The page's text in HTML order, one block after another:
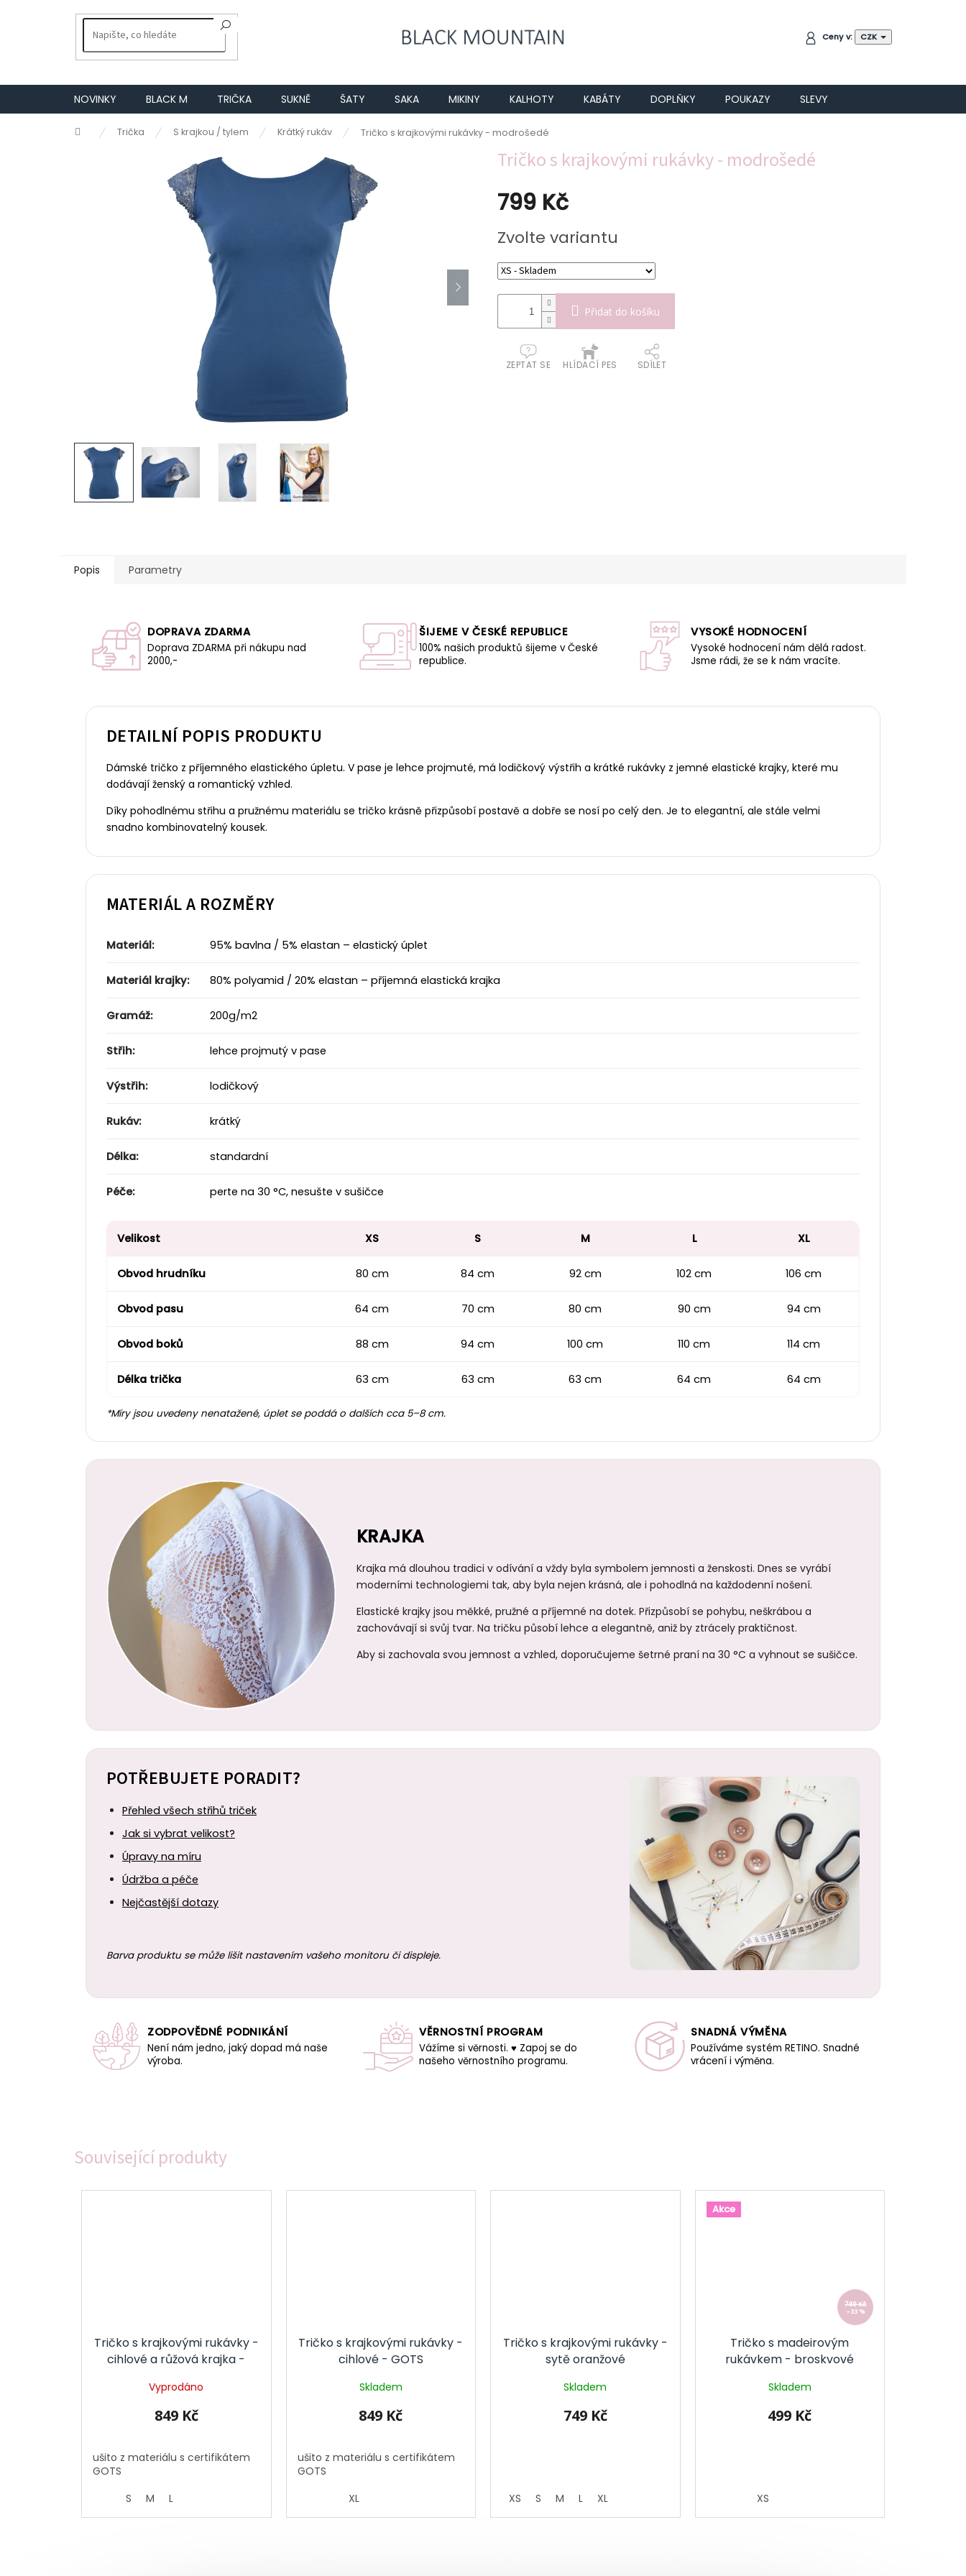
NÁKUPNÍCeny v: CZK
NOVINKY BLACK M TRIČKA SUKNĚ ŠATY SAKA MIKINY KALHOTY KABÁTY DOPLŇKY POUKAZY SLEVY
Domů Trička S krajkou / tylem Krátký rukáv Tričko s krajkovými rukávky - modrošedé
Tričko s krajkovými rukávky - modrošedé
799 Kč
cena:
Zvolte variantu
Přidat do košíku
ZEPTAT SE HLÍDACÍ PES SDÍLET
Související produkty
Tričko s krajkovými rukávky -
cihlové a růžová krajka -
Vyprodáno
849 Kč
ušito z materiálu s certifikátem
GOTS
S
M L
Tričko s krajkovými rukávky -
cihlové - GOTS
Skladem
849 Kč
ušito z materiálu s certifikátem
GOTS
XL
Tričko s krajkovými rukávky -
sytě oranžové
Skladem
749 Kč
XS S M L XL
Akce
749 Kč
–33 %
Tričko s madeirovým
rukávkem - broskvové
Skladem
499 Kč
XS
Popis Parametry
DOPRAVA ZDARMA
Doprava ZDARMA při nákupu nad
2000,-
ŠIJEME V ČESKÉ REPUBLICE
100% našich produktů šijeme v České
republice.
VYSOKÉ HODNOCENÍ
Vysoké hodnocení nám dělá radost.
Jsme rádi, že se k nám vracíte.
DETAILNÍ POPIS PRODUKTU
Dámské tričko z příjemného elastického úpletu. V pase je lehce projmuté, má lodičkový výstřih a krátké rukávky z jemné elastické krajky, které mu
dodávají ženský a romantický vzhled.
Díky pohodlnému střihu a pružnému materiálu se tričko krásně přizpůsobí postavě a dobře se nosí po celý den. Je to elegantní, ale stále velmi
snadno kombinovatelný kousek.
MATERIÁL A ROZMĚRY
Materiál: 95% bavlna / 5% elastan – elastický úplet
Materiál krajky: 80% polyamid / 20% elastan – příjemná elastická krajka
Gramáž: 200g/m2
Střih: lehce projmutý v pase
Výstřih: lodičkový
Rukáv: krátký
Délka: standardní
Péče: perte na 30 °C, nesušte v sušičce
Velikost XS S M L XL
Obvod hrudníku 80 cm 84 cm 92 cm 102 cm 106 cm
Obvod pasu 64 cm 70 cm 80 cm 90 cm 94 cm
Obvod boků 88 cm 94 cm 100 cm 110 cm 114 cm
Délka trička 63 cm 63 cm 63 cm 64 cm 64 cm
*Míry jsou uvedeny nenatažené, úplet se poddá o dalších cca 5–8 cm.
KRAJKA
Krajka má dlouhou tradici v odívání a vždy byla symbolem jemnosti a ženskosti. Dnes se vyrábí
moderními technologiemi tak, aby byla nejen krásná, ale i pohodlná na každodenní nošení.
Elastické krajky jsou měkké, pružné a příjemné na dotek. Přizpůsobí se pohybu, neškrábou a
zachovávají si svůj tvar. Na tričku působí lehce a elegantně, aniž by ztrácely praktičnost.
Aby si zachovala svou jemnost a vzhled, doporučujeme šetrné praní na 30 °C a vyhnout se sušičce.
POTŘEBUJETE PORADIT?
Přehled všech střihů triček
Jak si vybrat velikost?
Úpravy na míru
Údržba a péče
Nejčastější dotazy
Barva produktu se může lišit nastavením vašeho monitoru či displeje.
ZODPOVĚDNÉ PODNIKÁNÍ
Není nám jedno, jaký dopad má naše
výroba.
VĚRNOSTNÍ PROGRAM
Vážíme si věrnosti. ♥ Zapoj se do
našeho věrnostního programu.
SNADNÁ VÝMĚNA
Používáme systém RETINO. Snadné
vrácení i výměna.